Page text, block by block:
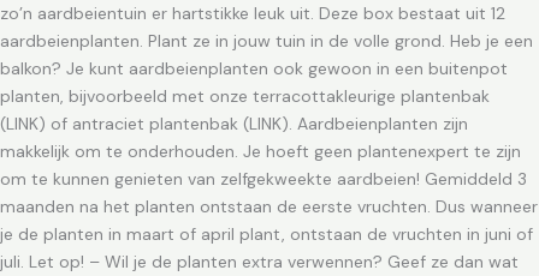
zo’n aardbeientuin er hartstikke leuk uit. Deze box bestaat uit 12
aardbeienplanten. Plant ze in jouw tuin in de volle grond. Heb je een
balkon? Je kunt aardbeienplanten ook gewoon in een buitenpot
planten, bijvoorbeeld met onze terracottakleurige plantenbak
(LINK) of antraciet plantenbak (LINK). Aardbeienplanten zijn
makkelijk om te onderhouden. Je hoeft geen plantenexpert te zijn
om te kunnen genieten van zelfgekweekte aardbeien! Gemiddeld 3
maanden na het planten ontstaan de eerste vruchten. Dus wanneer
je de planten in maart of april plant, ontstaan de vruchten in juni of
juli. Let op! – Wil je de planten extra verwennen? Geef ze dan wat